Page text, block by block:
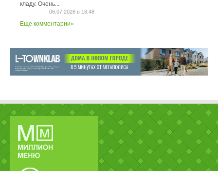
кладу. Очень...
06.07.2026 в 18:48
Еще комментарии»